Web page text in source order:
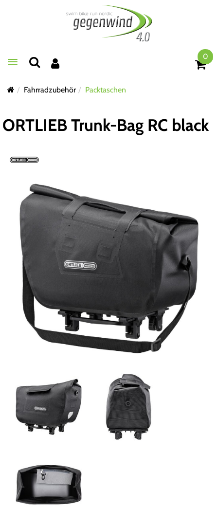
Toggle navigation
0
Fahrradzubehör Packtaschen
ORTLIEB Trunk-Bag RC black